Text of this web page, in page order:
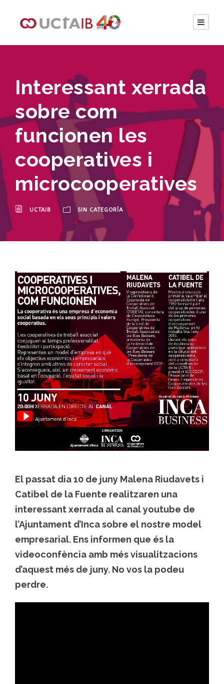
Interessant xerrada
sobre com
funcionen les
cooperatives i
microcooperatives
UCTAIB SIN CATEGORÍA
El passat dia 10 de juny Malena Riudavets i
Catibel de la Fuente realitzaren una
interessant xerrada al canal youtube de
l’Ajuntament d’Inca sobre el nostre model
empresarial. Ens informen que és la
videoconfència amb més visualitzacions
d’aquest més de juny. No vos la podeu
perdre.